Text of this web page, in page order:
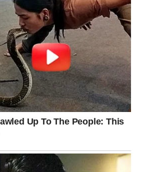
sedmici Ribe zaplaču – ali to
suze rasterećenja. Nešto se
da boli. I prvi put posle dugo
da vam je lakše.